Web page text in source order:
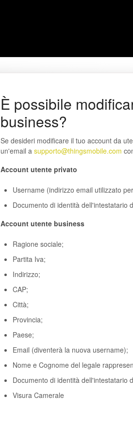
È possibile
business?
Se desideri modificare il tuo account da
un'email a supporto@thingsmobile.com
Account utente privato
Username (indirizzo email utilizzato
Documento di identità dell'intestatario
Account utente business
Ragione sociale;
Partita Iva;
Indirizzo;
CAP;
Città;
Provincia;
Paese;
Email (diventerà la nuova username);
Nome e Cognome del legale
Documento di identità dell'intestatario
Visura Camerale